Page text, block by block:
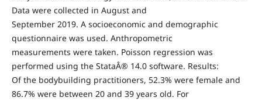
Data were collected in August and
September 2019. A socioeconomic and demographic
questionnaire was used. Anthropometric
measurements were taken. Poisson regression was
performed using the StataÂ® 14.0 software. Results:
Of the bodybuilding practitioners, 52.3% were female and
86.7% were between 20 and 39 years old. For